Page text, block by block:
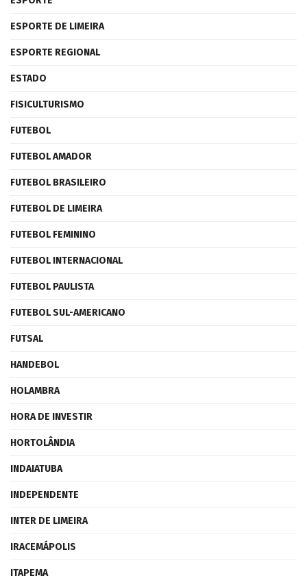
ESPORTE DE LIMEIRA
ESPORTE REGIONAL
ESTADO
FISICULTURISMO
FUTEBOL
FUTEBOL AMADOR
FUTEBOL BRASILEIRO
FUTEBOL DE LIMEIRA
FUTEBOL FEMININO
FUTEBOL INTERNACIONAL
FUTEBOL PAULISTA
FUTEBOL SUL-AMERICANO
FUTSAL
HANDEBOL
HOLAMBRA
HORA DE INVESTIR
HORTOLÂNDIA
INDAIATUBA
INDEPENDENTE
INTER DE LIMEIRA
IRACEMÁPOLIS
ITAPEMA